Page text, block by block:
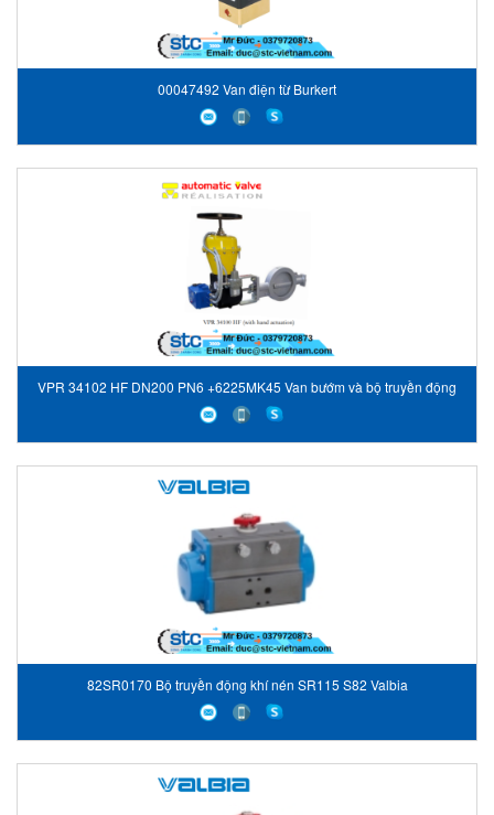
00047492 Van điện từ Burkert
VPR 34102 HF DN200 PN6 +6225MK45 Van bướm và bộ truyền động
82SR0170 Bộ truyền động khí nén SR115 S82 Valbia